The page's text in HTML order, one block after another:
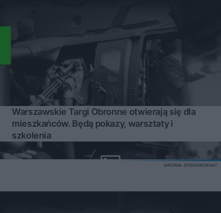
Warszawskie Targi Obronne otwierają się dla
mieszkańców. Będą pokazy, warsztaty i
szkolenia
MATERIAŁ SPONSOROWANY